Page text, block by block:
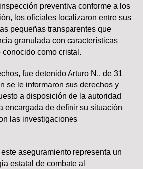
preventiva conforme a los
los oficiales localizaron entre sus
pequeñas transparentes que
granulada con características
como cristal.
fue detenido Arturo N., de 31
se le informaron sus derechos y
a disposición de la autoridad
encargada de definir su situación
las investigaciones
aseguramiento representa un
estatal de combate al